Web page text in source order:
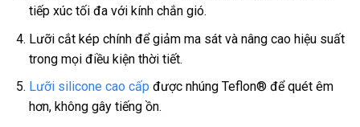
tiếp xúc tối đa với kính chắn gió.
Lưỡi cắt kép chính để giảm ma sát và nâng cao hiệu suất
trong mọi điều kiện thời tiết.
Lưỡi silicone cao cấp được nhúng Teflon® để quét êm
hơn, không gây tiếng ồn.